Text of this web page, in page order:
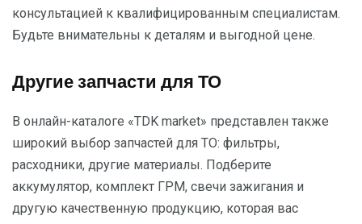
консультацией к квалифицированным специалистам.
Будьте внимательны к деталям и выгодной цене.
Другие запчасти для ТО
В онлайн-каталоге «TDK market» представлен также
широкий выбор запчастей для ТО: фильтры,
расходники, другие материалы. Подберите
аккумулятор, комплект ГРМ, свечи зажигания и
другую качественную продукцию, которая вас